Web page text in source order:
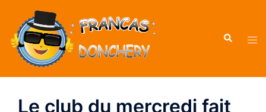
Le club du mercredi fait